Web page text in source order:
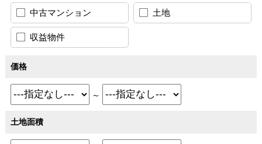
中古マンション 土地
収益物件
価格
～
土地面積